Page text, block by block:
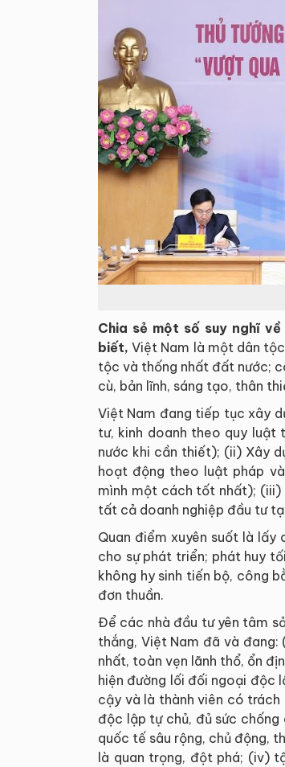
Chia sẻ một số suy nghĩ
biết, Việt Nam là một dân
tộc và thống nhất đất nước;
cù, bản lĩnh, sáng tạo, thân
Việt Nam đang tiếp tục xây
tư, kinh doanh theo quy luật
nước khi cần thiết); (ii) Xây
hoạt động theo luật pháp
mình một cách tốt nhất); (iii)
tất cả doanh nghiệp đầu tư
Quan điểm xuyên suốt là lấy
cho sự phát triển; phát huy
không hy sinh tiến bộ, công
đơn thuần.
Để các nhà đầu tư yên tâm
thắng, Việt Nam đã và
nhất, toàn vẹn lãnh thổ, ổn
hiện đường lối đối ngoại độc
cậy và là thành viên có
độc lập tự chủ, đủ sức
quốc tế sâu rộng, chủ động,
là quan trọng, đột phá; (iv)